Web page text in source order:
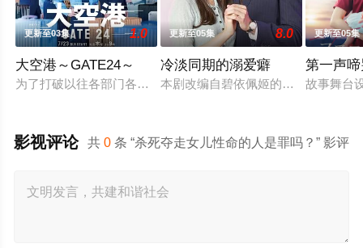
更新至03集 1.0
大空港～GATE24～
为了打破以往各部门各自为政的死板规矩，内阁官房直属成立
更新至05集 8.0
冷淡同期的溺爱癖
本剧改编自碧依佩姬的同名漫画，是
更新至05集
第一声
故事舞台
共0 条 “杀死夺走女儿性命的人是罪吗？” 影评
影视评论